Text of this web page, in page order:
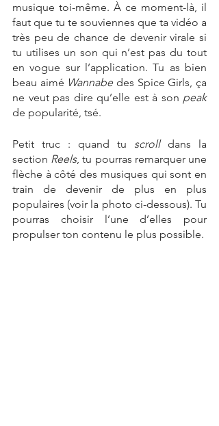
musique toi-même. À ce moment-là, il
faut que tu te souviennes que ta vidéo a
très peu de chance de devenir virale si
tu utilises un son qui n’est pas du tout
en vogue sur l’application. Tu as bien
beau aimé Wannabe des Spice Girls, ça
ne veut pas dire qu’elle est à son peak
de popularité, tsé.
Petit truc : quand tu scroll dans la
section Reels, tu pourras remarquer une
flèche à côté des musiques qui sont en
train de devenir de plus en plus
populaires (voir la photo ci-dessous). Tu
pourras choisir l’une d’elles pour
propulser ton contenu le plus possible.